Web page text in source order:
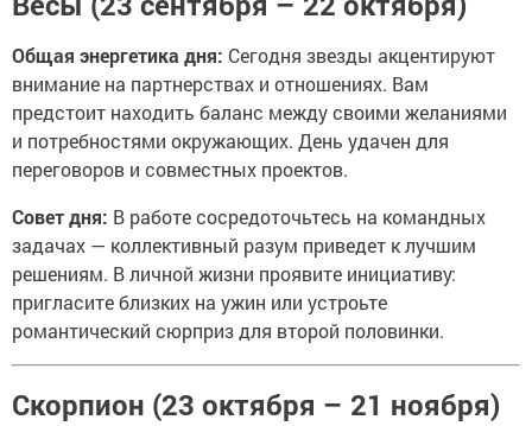
Общая энергетика дня: Сегодня звезды акцентируют
внимание на партнерствах и отношениях. Вам
предстоит находить баланс между своими желаниями
и потребностями окружающих. День удачен для
переговоров и совместных проектов.
Совет дня: В работе сосредоточьтесь на командных
задачах — коллективный разум приведет к лучшим
решениям. В личной жизни проявите инициативу:
пригласите близких на ужин или устроьте
романтический сюрприз для второй половинки.
Скорпион (23 октября – 21 ноября)